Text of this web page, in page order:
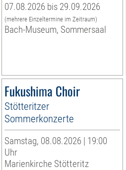
07.08.2026 bis 29.09.2026
(mehrere Einzeltermine im Zeitraum)
Bach-Museum, Sommersaal
Fukushima Choir
Stötteritzer
Sommerkonzerte
Samstag, 08.08.2026 | 19:00
Uhr
Marienkirche Stötteritz